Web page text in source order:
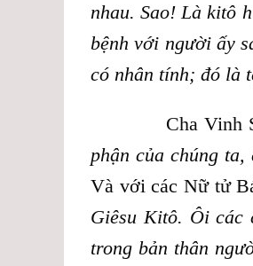
nhau. Sao! Là kitô
bệnh với người ấy
có nhân tính; đó là
Cha Vinh Sơn
phận của chúng
Và với các Nữ tử
Giêsu Kitô. Ôi các
trong bản thân